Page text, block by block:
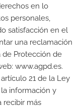
en lo
personales,
satisfacción en el
una reclamación
de Protección de
www.agpd.es.
21 de la Ley
información y
recibir más